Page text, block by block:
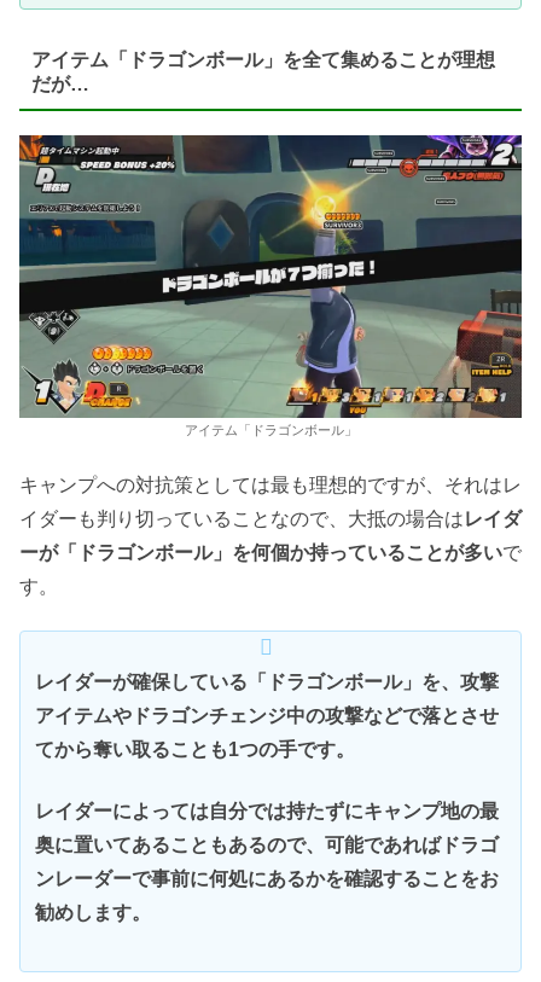
アイテム「ドラゴンボール」を全て集めることが理想
だが…
アイテム「ドラゴンボール」
キャンプへの対抗策としては最も理想的ですが、それはレ
イダーも判り切っていることなので、大抵の場合はレイダ
ーが「ドラゴンボール」を何個か持っていることが多いで
す。
レイダーが確保している「ドラゴンボール」を、攻撃
アイテムやドラゴンチェンジ中の攻撃などで落とさせ
てから奪い取ることも1つの手です。
レイダーによっては自分では持たずにキャンプ地の最
奥に置いてあることもあるので、可能であればドラゴ
ンレーダーで事前に何処にあるかを確認することをお
勧めします。